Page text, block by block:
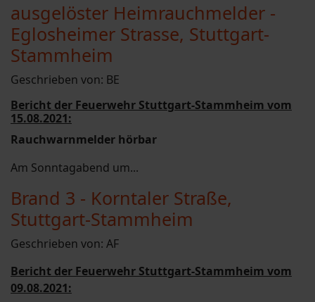
ausgelöster Heimrauchmelder -
Eglosheimer Strasse, Stuttgart-
Stammheim
Geschrieben von: BE
Bericht der Feuerwehr Stuttgart-Stammheim vom
15.08.2021:
Rauchwarnmelder hörbar
Am Sonntagabend um...
Brand 3 - Korntaler Straße,
Stuttgart-Stammheim
Geschrieben von: AF
Bericht der Feuerwehr Stuttgart-Stammheim vom
09.08.2021: